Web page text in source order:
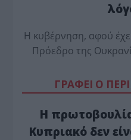
Η κυβέρνηση, αφού
Πρόεδρο της
ΓΡΑΦΕΙ Ο
Η
Κυπριακό δεν